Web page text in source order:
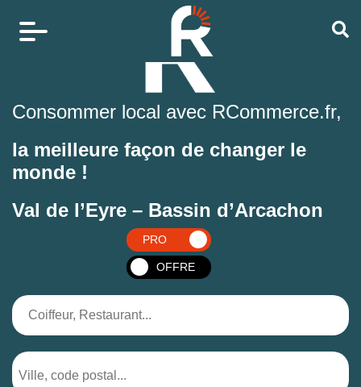
Consommer local avec RCommerce.fr,
la meilleure façon de changer le
monde !
Val de l’Eyre – Bassin d’Arcachon
PRO
OFFRE